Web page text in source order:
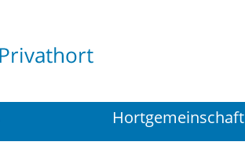
Hortgemeinschaft